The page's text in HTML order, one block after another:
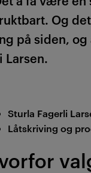
Og
på siden,
Larsen.
Sturla Fagerli
Låtskriving og